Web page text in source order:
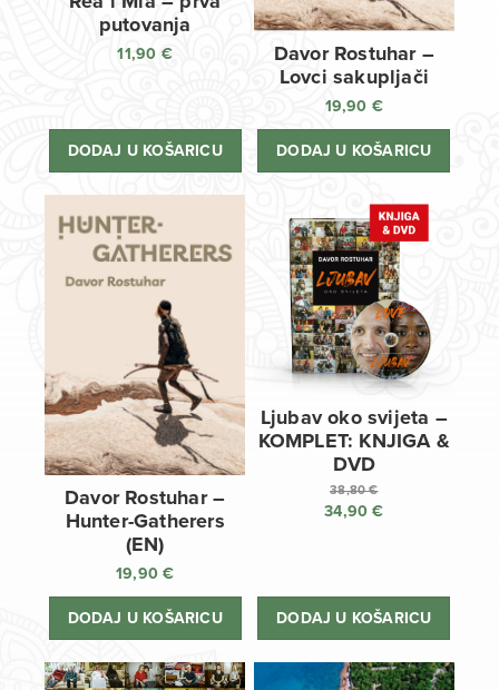
putovanja
11,90 €
DODAJ U KOŠARICU
Davor Rostuhar –
Lovci sakupljači
19,90 €
DODAJ U KOŠARICU
Davor Rostuhar –
Hunter-Gatherers
(EN)
19,90€
DODAJ U KOŠARICU
Ljubav oko svijeta –
KOMPLET: KNJIGA &
DVD
38,80€
Izvorna
38,80 €.
34,90€
34,90 €.
DODAJ U KOŠARICU